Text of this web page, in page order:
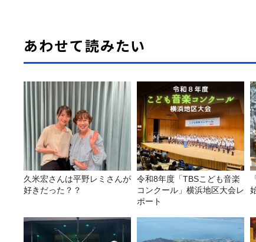
あわせて読みたい
久米宏さんは平野レミさんが
好きだった？？
令和8年度「TBSこども音楽
コンクール」横浜地区大会レ
ポート